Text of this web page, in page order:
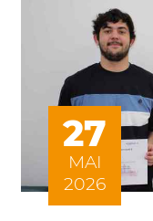
27
MAI
2026